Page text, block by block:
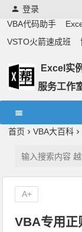
登录
VBA代码助手
VSTO火箭速成班
Excel实
服务工作
首页
VBA大百科
VBA专用正
A+